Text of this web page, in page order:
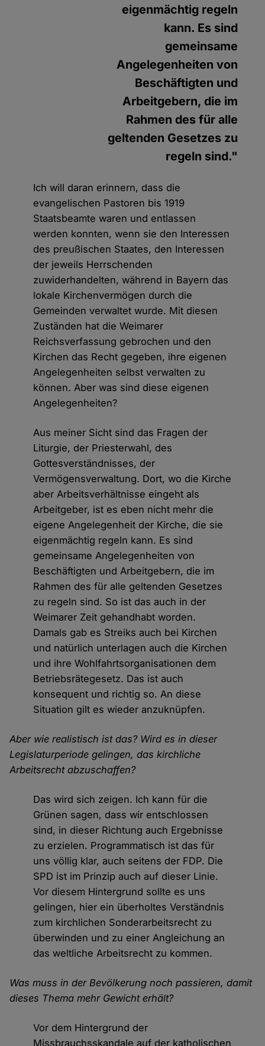
eigenmächtig regeln
kann. Es sind
gemeinsame
Angelegenheiten von
Beschäftigten und
Arbeitgebern, die im
Rahmen des für alle
geltenden Gesetzes zu
regeln sind."
Ich will daran erinnern, dass die
evangelischen Pastoren bis 1919
Staatsbeamte waren und entlassen
werden konnten, wenn sie den Interessen
des preußischen Staates, den Interessen
der jeweils Herrschenden
zuwiderhandelten, während in Bayern das
lokale Kirchenvermögen durch die
Gemeinden verwaltet wurde. Mit diesen
Zuständen hat die Weimarer
Reichsverfassung gebrochen und den
Kirchen das Recht gegeben, ihre eigenen
Angelegenheiten selbst verwalten zu
können. Aber was sind diese eigenen
Angelegenheiten?
Aus meiner Sicht sind das Fragen der
Liturgie, der Priesterwahl, des
Gottesverständnisses, der
Vermögensverwaltung. Dort, wo die Kirche
aber Arbeitsverhältnisse eingeht als
Arbeitgeber, ist es eben nicht mehr die
eigene Angelegenheit der Kirche, die sie
eigenmächtig regeln kann. Es sind
gemeinsame Angelegenheiten von
Beschäftigten und Arbeitgebern, die im
Rahmen des für alle geltenden Gesetzes
zu regeln sind. So ist das auch in der
Weimarer Zeit gehandhabt worden.
Damals gab es Streiks auch bei Kirchen
und natürlich unterlagen auch die Kirchen
und ihre Wohlfahrtsorganisationen dem
Betriebsrätegesetz. Das ist auch
konsequent und richtig so. An diese
Situation gilt es wieder anzuknüpfen.
Aber wie realistisch ist das? Wird es in dieser
Legislaturperiode gelingen, das kirchliche
Arbeitsrecht abzuschaffen?
Das wird sich zeigen. Ich kann für die
Grünen sagen, dass wir entschlossen
sind, in dieser Richtung auch Ergebnisse
zu erzielen. Programmatisch ist das für
uns völlig klar, auch seitens der FDP. Die
SPD ist im Prinzip auch auf dieser Linie.
Vor diesem Hintergrund sollte es uns
gelingen, hier ein überholtes Verständnis
zum kirchlichen Sonderarbeitsrecht zu
überwinden und zu einer Angleichung an
das weltliche Arbeitsrecht zu kommen.
Was muss in der Bevölkerung noch passieren, damit
dieses Thema mehr Gewicht erhält?
Vor dem Hintergrund der
Missbrauchsskandale auf der katholischen